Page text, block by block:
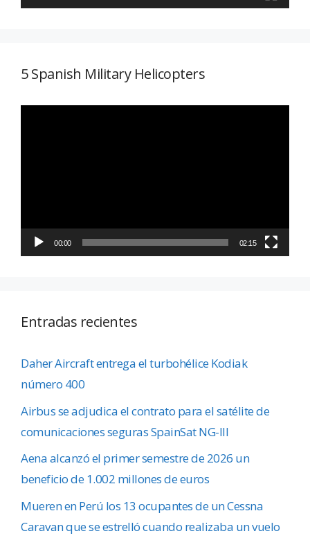
5 Spanish Military Helicopters
00:00 02:15
Entradas recientes
Daher Aircraft entrega el turbohélice Kodiak
número 400
Airbus se adjudica el contrato para el satélite de
comunicaciones seguras SpainSat NG-III
Aena alcanzó el primer semestre de 2026 un
beneficio de 1.002 millones de euros
Mueren en Perú los 13 ocupantes de un Cessna
Caravan que se estrelló cuando realizaba un vuelo